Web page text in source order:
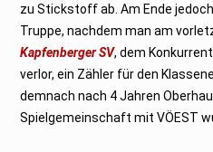
zu Stickstoff ab. Am Ende
Truppe, nachdem man am
Kapfenberger SV, dem
verlor, ein Zähler für den
demnach nach 4 Jahren
Spielgemeinschaft mit VÖEST